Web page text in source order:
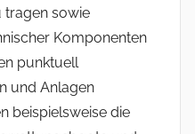
tragen sowie
Komponenten
punktuell
und Anlagen
beispielsweise die